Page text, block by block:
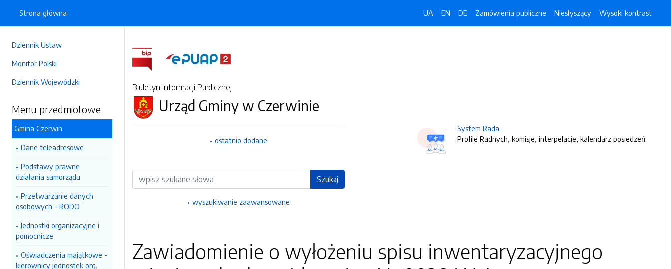
Dziennik Ustaw
Monitor Polski
Dziennik Wojewódzki
Menu przedmiotowe
Gmina Czerwin
Dane teleadresowe
Podstawy prawne
działania samorządu
Przetwarzanie danych
osobowych - RODO
Jednostki organizacyjne i
pomocnicze
Oświadczenia majątkowe -
kierownicy jednostek org.
Strona główna UA EN DE Zamówienia publiczne Niesłyszący Wysoki kontrast
Biuletyn Informacji Publicznej
Urząd Gminy w Czerwinie
ostatnio dodane
Wyszukiwarka Szukaj
wyszukiwanie zaawansowane
System Rada
Profile Radnych, komisje, interpelacje, kalendarz posiedzeń.
Zawiadomienie o wyłożeniu spisu inwentaryzacyjnego